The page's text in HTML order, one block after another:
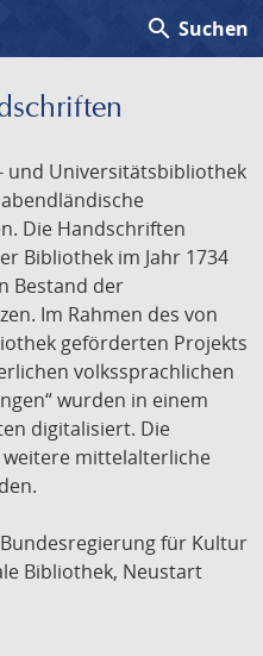
search Suchen
und Universitätsbibliothek
Die Handschriften
Bibliothek im Jahr 1734
Bestand der
Im Rahmen des von
geförderten Projekts
volkssprachlichen
wurden in einem
digitalisiert. Die
mittelalterliche
für Kultur
Bibliothek, Neustart